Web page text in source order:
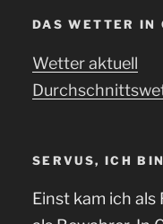
DAS WETTER IN
Wetter aktuell
SERVUS, ICH
Einst kam ich als